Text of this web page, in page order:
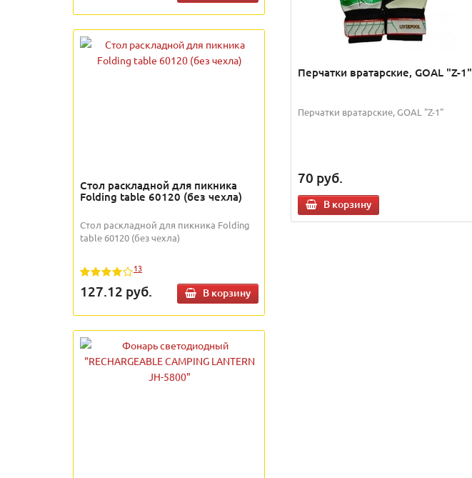
Стол раскладной для пикника
Folding table 60120 (без чехла)
Стол раскладной для пикника Folding
table 60120 (без чехла)
13
127.12 руб. В корзину
Перчатки вратарские, GOAL "Z-1"
Перчатки вратарские, GOAL "Z-1"
70 руб.
В корзину